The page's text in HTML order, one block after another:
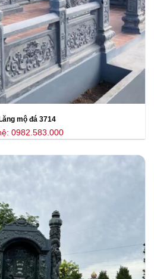
mộ đá 3714
0982.583.000